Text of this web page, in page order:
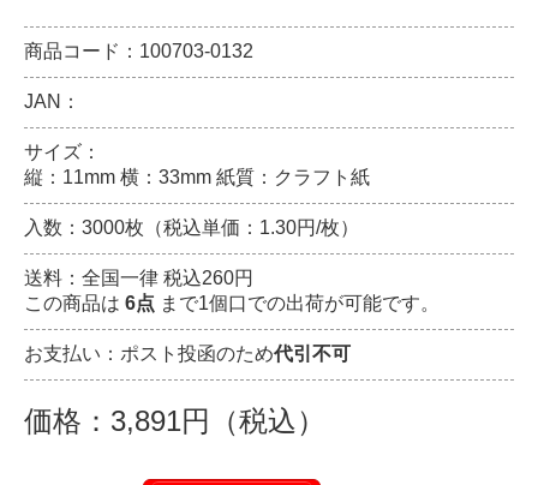
商品コード：100703-0132
JAN：
サイズ：
縦：11mm 横：33mm 紙質：クラフト紙
入数：3000枚（税込単価：1.30円/枚）
送料：全国一律 税込260円
この商品は 6点 まで1個口での出荷が可能です。
お支払い：ポスト投函のため代引不可
価格：3,891円（税込）